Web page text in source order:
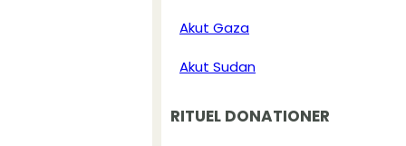
Akut Gaza
Akut Sudan
RITUEL DONATIONER